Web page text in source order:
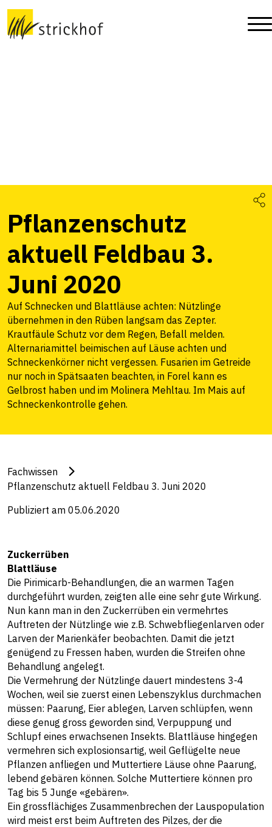
Pflanzenschutz
aktuell Feldbau 3.
Juni 2020
Auf Schnecken und Blattläuse achten: Nützlinge
übernehmen in den Rüben langsam das Zepter.
Krautfäule Schutz vor dem Regen, Befall melden.
Alternariamittel beimischen auf Läuse achten und
Schneckenkörner nicht vergessen. Fusarien im Getreide
nur noch in Spätsaaten beachten, in Forel kann es
Gelbrost haben und im Molinera Mehltau. Im Mais auf
Schneckenkontrolle gehen.
Fachwissen
Pflanzenschutz aktuell Feldbau 3. Juni 2020
Publiziert am 05.06.2020
Zuckerrüben
Blattläuse
Die Pirimicarb-Behandlungen, die an warmen Tagen
durchgeführt wurden, zeigten alle eine sehr gute Wirkung.
Nun kann man in den Zuckerrüben ein vermehrtes
Auftreten der Nützlinge wie z.B. Schwebfliegenlarven oder
Larven der Marienkäfer beobachten. Damit die jetzt
genügend zu Fressen haben, wurden die Streifen ohne
Behandlung angelegt.
Die Vermehrung der Nützlinge dauert mindestens 3-4
Wochen, weil sie zuerst einen Lebenszyklus durchmachen
müssen: Paarung, Eier ablegen, Larven schlüpfen, wenn
diese genug gross geworden sind, Verpuppung und
Schlupf eines erwachsenen Insekts. Blattläuse hingegen
vermehren sich explosionsartig, weil Geflügelte neue
Pflanzen anfliegen und Muttertiere Läuse ohne Paarung,
lebend gebären können. Solche Muttertiere können pro
Tag bis 5 Junge «gebären».
Ein grossflächiges Zusammenbrechen der Lauspopulation
wird meist erst beim Auftreten des Pilzes, der die